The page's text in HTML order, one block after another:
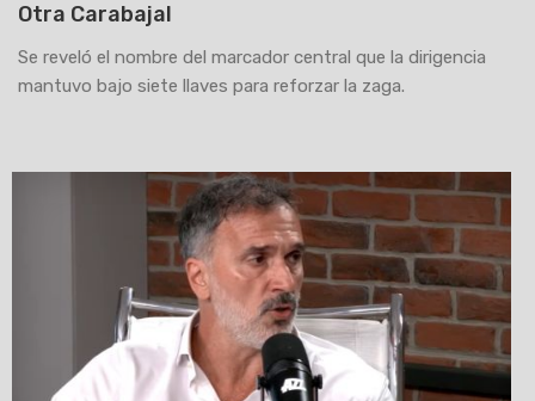
Otra Carabajal
Se reveló el nombre del marcador central que la dirigencia
mantuvo bajo siete llaves para reforzar la zaga.